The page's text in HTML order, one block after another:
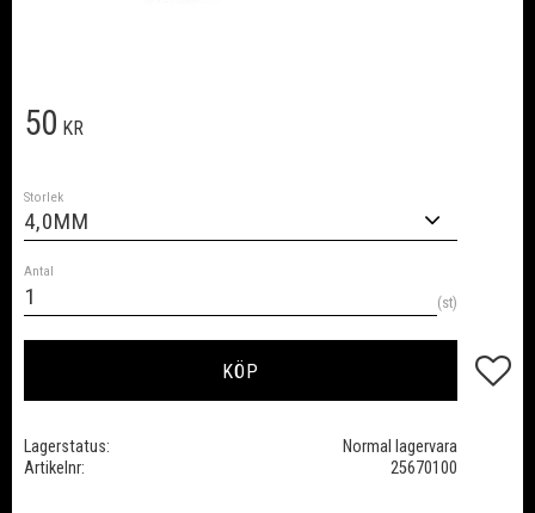
50 KR
Storlek
Antal
st
KÖP Lägg
Lagerstatus
Normal lagervara
Artikelnr
25670100